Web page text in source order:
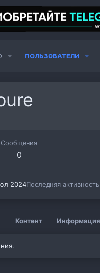
ПОЛЬЗОВАТЕЛИ
Сообщения
0
2024Последняя активность
Контент Информация